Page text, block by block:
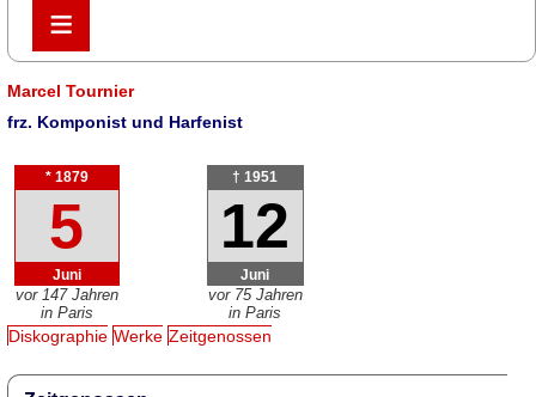
≡
≡
Marcel Tournier
frz. Komponist und Harfenist
* 1879
5
Juni
vor 147 Jahren
in Paris
† 1951
12
Juni
vor 75 Jahren
in Paris
Diskographie Werke Zeitgenossen